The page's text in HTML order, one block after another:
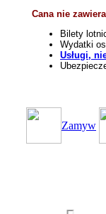
Cana nie
Bilety
Wydatki
Usługi,
Zamуw